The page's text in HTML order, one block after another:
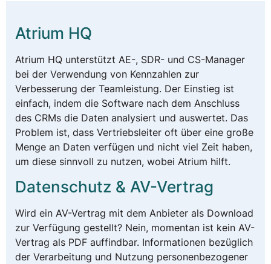
Atrium HQ
Atrium HQ unterstützt AE-, SDR- und CS-Manager
bei der Verwendung von Kennzahlen zur
Verbesserung der Teamleistung. Der Einstieg ist
einfach, indem die Software nach dem Anschluss
des CRMs die Daten analysiert und auswertet. Das
Problem ist, dass Vertriebsleiter oft über eine große
Menge an Daten verfügen und nicht viel Zeit haben,
um diese sinnvoll zu nutzen, wobei Atrium hilft.
Datenschutz & AV-Vertrag
Wird ein AV-Vertrag mit dem Anbieter als Download
zur Verfügung gestellt? Nein, momentan ist kein AV-
Vertrag als PDF auffindbar. Informationen bezüglich
der Verarbeitung und Nutzung personenbezogener